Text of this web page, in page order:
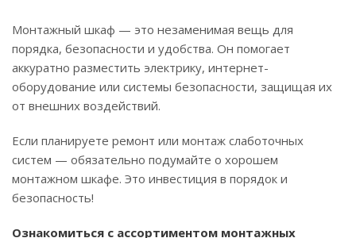
Монтажный шкаф — это незаменимая вещь для
порядка, безопасности и удобства. Он помогает
аккуратно разместить электрику, интернет-
оборудование или системы безопасности, защищая их
от внешних воздействий.
Если планируете ремонт или монтаж слаботочных
систем — обязательно подумайте о хорошем
монтажном шкафе. Это инвестиция в порядок и
безопасность!
Ознакомиться с ассортиментом монтажных